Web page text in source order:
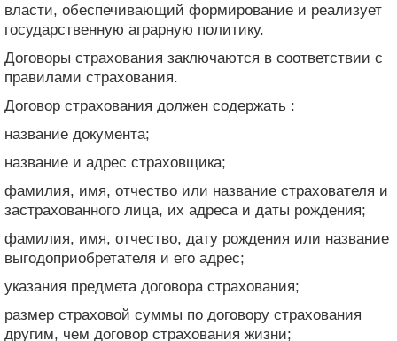
власти, обеспечивающий формирование и реализует
государственную аграрную политику.
Договоры страхования заключаются в соответствии с
правилами страхования.
Договор страхования должен содержать :
название документа;
название и адрес страховщика;
фамилия, имя, отчество или название страхователя и
застрахованного лица, их адреса и даты рождения;
фамилия, имя, отчество, дату рождения или название
выгодоприобретателя и его адрес;
указания предмета договора страхования;
размер страховой суммы по договору страхования
другим, чем договор страхования жизни;